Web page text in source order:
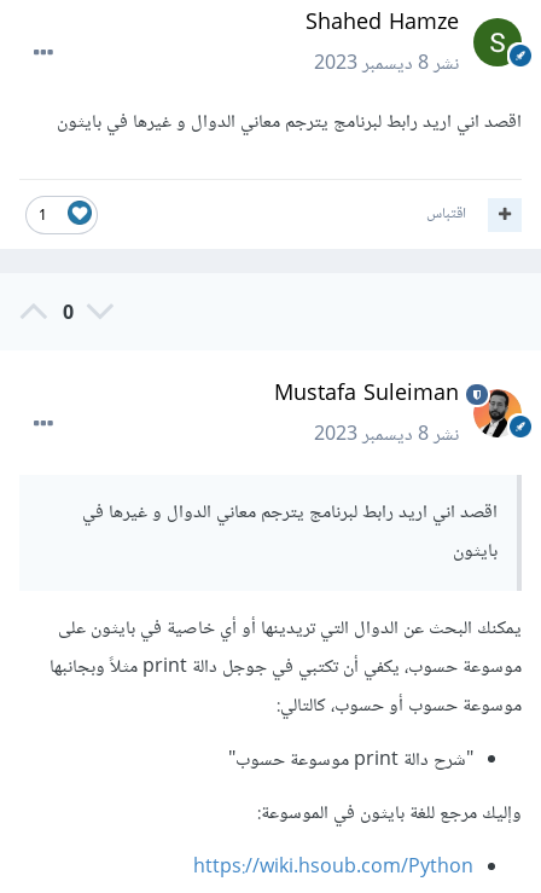
Shahed Hamze
نشر8 ديسمبر 2023
اقصد اني اريد رابط لبرنامج يترجم معاني الدوال و غيرها في بايثون
1 اقتباس
0
Mustafa Suleiman
نشر8 ديسمبر 2023
اقصد اني اريد رابط لبرنامج يترجم معاني الدوال و غيرها في
بايثون
يمكنك البحث عن الدوال التي تريدينها أو أي خاصية في بايثون على
موسوعة حسوب، يكفي أن تكتبي في جوجل دالة print مثلاً وبجانبها
موسوعة حسوب أو حسوب، كالتالي:
"شرح دالة print موسوعة حسوب"
وإليك مرجع للغة بايثون في الموسوعة:
https://wiki.hsoub.com/Python